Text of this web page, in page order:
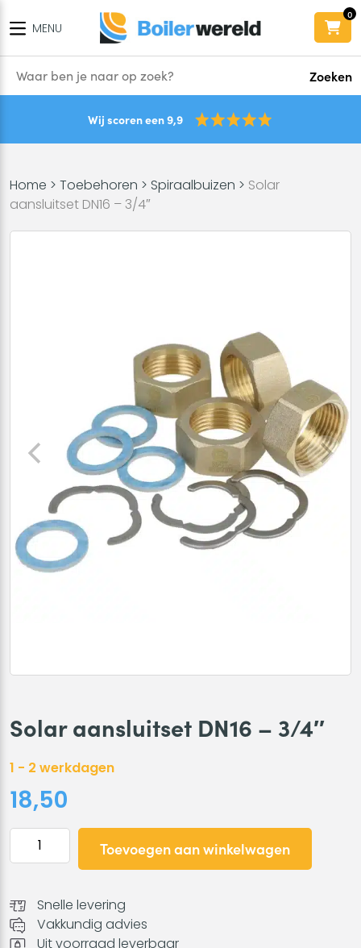
MENU
0
Zoeken
Wij scoren een 9,9
Home > Toebehoren > Spiraalbuizen > Solar
aansluitset DN16 – 3/4″
Solar aansluitset DN16 – 3/4″
1 - 2 werkdagen
18,50
Solar
aansluitset
3/4"
aantal
Toevoegen aan winkelwagen
Snelle levering
Vakkundig advies
Uit voorraad leverbaar